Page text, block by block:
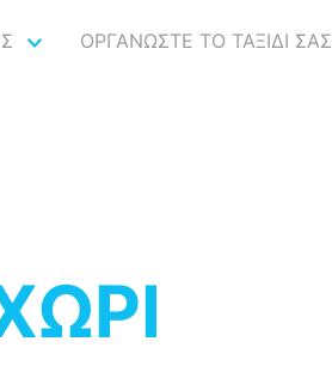
ΟΡΓΑΝΩΣΤΕ ΤΟ ΤΑΞΙΔΙ ΣΑΣ